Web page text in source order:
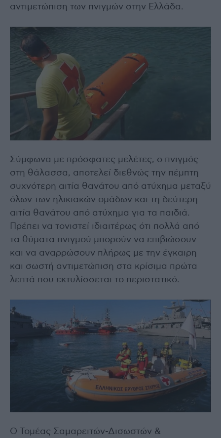
αντιμετώπιση των πνιγμών στην Ελλάδα.
Σύμφωνα με πρόσφατες μελέτες, ο πνιγμός
στη θάλασσα, αποτελεί διεθνώς την πέμπτη
συχνότερη αιτία θανάτου από ατύχημα μεταξύ
όλων των ηλικιακών ομάδων και τη δεύτερη
αιτία θανάτου από ατύχημα για τα παιδιά.
Πρέπει να τονιστεί ιδιαιτέρως ότι πολλά από
τα θύματα πνιγμού μπορούν να επιβιώσουν
και να αναρρώσουν πλήρως με την έγκαιρη
και σωστή αντιμετώπιση στα κρίσιμα πρώτα
λεπτά που εκτυλίσσεται το περιστατικό.
Ο Τομέας Σαμαρειτών-Δισωστών &